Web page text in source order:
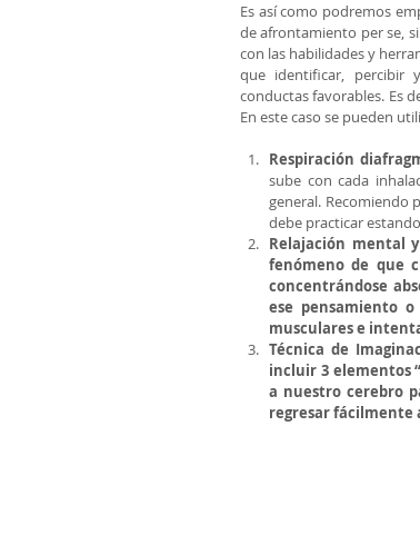
Es así como podremos
de afrontamiento per se,
con las habilidades y
que identificar, percibir
conductas favorables. Es
En este caso se pueden
Respiración
sube con cada
general. Recomiendo
debe practicar
Relajación mental
fenómeno de que
concentrándose
ese pensamiento
musculares e
Técnica de
incluir 3 elementos
a nuestro cerebro
regresar fácilmente